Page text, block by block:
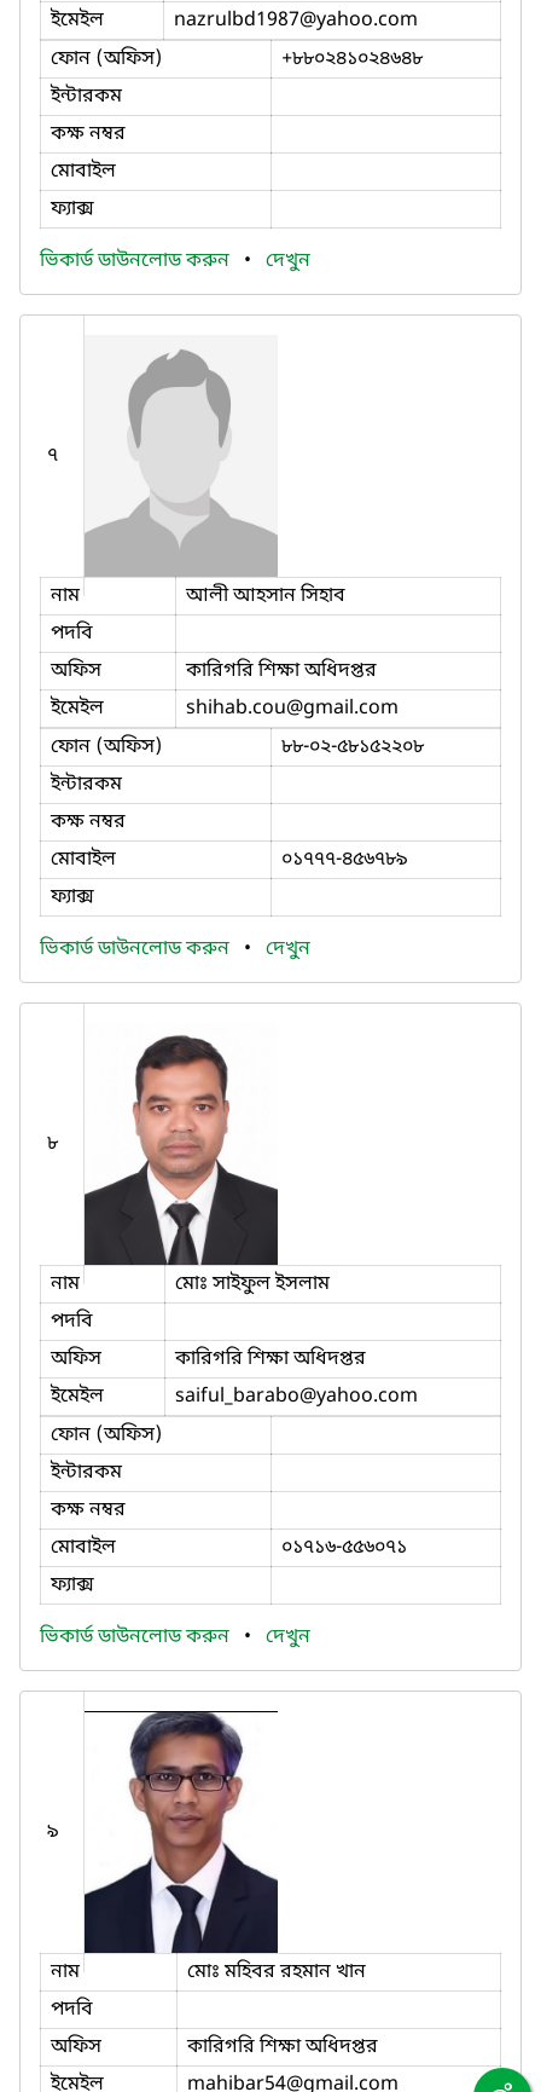
ইমেইল
nazrulbd1987@yahoo.com
ফোন (অফিস)
+৮৮০২৪১০২৪৬৪৮
ইন্টারকম
কক্ষ নম্বর
মোবাইল
ফ্যাক্স
ভিকার্ড ডাউনলোড করুন • দেখুন
৭
নাম
আলী আহসান সিহাব
পদবি
অফিস
কারিগরি শিক্ষা অধিদপ্তর
ইমেইল
shihab.cou@gmail.com
ফোন (অফিস)
৮৮-০২-৫৮১৫২২০৮
ইন্টারকম
কক্ষ নম্বর
মোবাইল
০১৭৭৭-৪৫৬৭৮৯
ফ্যাক্স
ভিকার্ড ডাউনলোড করুন • দেখুন
৮
নাম
মোঃ সাইফুল ইসলাম
পদবি
অফিস
কারিগরি শিক্ষা অধিদপ্তর
ইমেইল
saiful_barabo@yahoo.com
ফোন (অফিস)
ইন্টারকম
কক্ষ নম্বর
মোবাইল
০১৭১৬-৫৫৬০৭১
ফ্যাক্স
ভিকার্ড ডাউনলোড করুন • দেখুন
৯
নাম
মোঃ মহিবর রহমান খান
পদবি
অফিস
কারিগরি শিক্ষা অধিদপ্তর
ইমেইল
mahibar54@gmail.com